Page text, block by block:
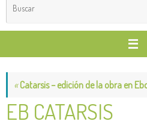
«Catarsis – edición de la obra en
EB CATARSIS